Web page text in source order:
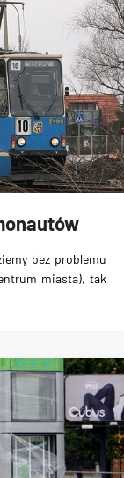
bez problemu
miasta), tak